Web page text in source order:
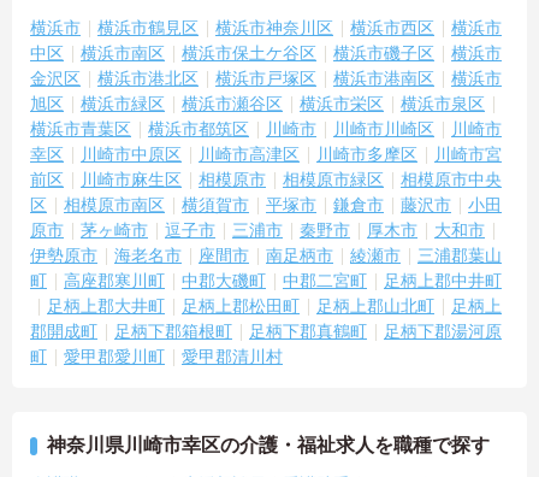
横浜市 横浜市鶴見区 横浜市神奈川区 横浜市西区
横浜市
中区
横浜市南区 横浜市保土ケ谷区 横浜市磯子区
横浜市
金沢区
横浜市港北区 横浜市戸塚区 横浜市港南区
横浜市
旭区
横浜市緑区 横浜市瀬谷区 横浜市栄区
横浜市泉区
横浜市青葉区
横浜市都筑区 川崎市 川崎市川崎区
川崎市
幸区
川崎市中原区 川崎市高津区 川崎市多摩区
川崎市宮
前区
川崎市麻生区 相模原市 相模原市緑区
相模原市中央
区
相模原市南区 横須賀市 平塚市 鎌倉市 藤沢市
小田
原市
茅ヶ崎市 逗子市 三浦市 秦野市 厚木市
大和市
伊勢原市
海老名市 座間市 南足柄市 綾瀬市
三浦郡葉山
町
高座郡寒川町 中郡大磯町 中郡二宮町
足柄上郡中井町
足柄上郡大井町
足柄上郡松田町 足柄上郡山北町
足柄上
郡開成町
足柄下郡箱根町 足柄下郡真鶴町
足柄下郡湯河原
町
愛甲郡愛川町 愛甲郡清川村
神奈川県川崎市幸区の介護・福祉求人を職種で探す